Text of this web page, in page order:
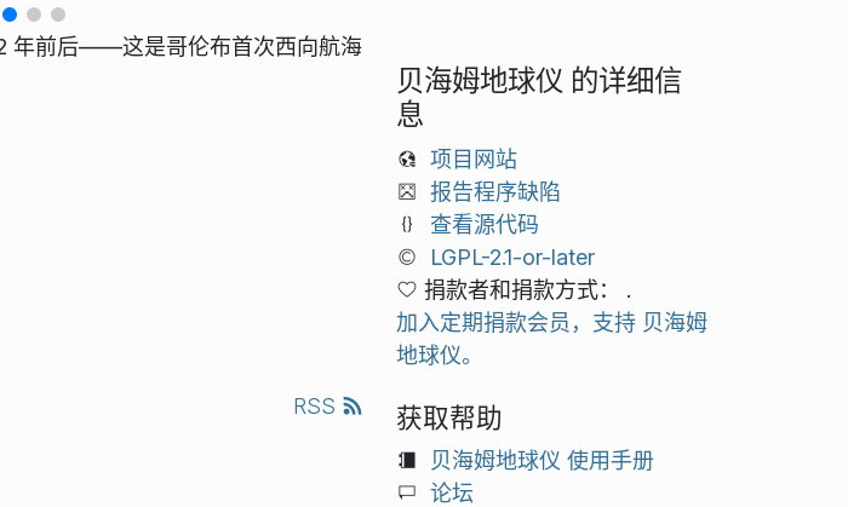
年前后——这是哥伦布首次西向航海
RSS
贝海姆地球仪 的详细信
息
项目网站
报告程序缺陷
查看源代码
LGPL-2.1-or-later
捐款者和捐款方式： .
加入定期捐款会员，支持 贝海姆
地球仪。
获取帮助
贝海姆地球仪 使用手册
论坛